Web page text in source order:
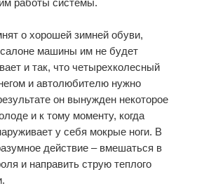
работы системы.
о хорошей зимней обуви,
салоне машины им не будет
и так, что четырехколесный
и автолюбителю нужно
он вынужден некоторое
и к тому моменту, когда
у себя мокрые ноги. В
действие – вмешаться в
и направить струю теплого